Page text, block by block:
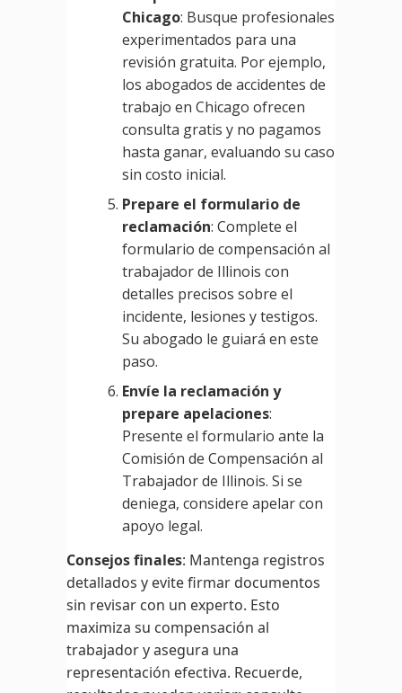
Chicago: Busque profesionales
experimentados para una
revisión gratuita. Por ejemplo,
los abogados de accidentes de
trabajo en Chicago ofrecen
consulta gratis y no pagamos
hasta ganar, evaluando su caso
sin costo inicial.
Prepare el formulario de
reclamación: Complete el
formulario de compensación al
trabajador de Illinois con
detalles precisos sobre el
incidente, lesiones y testigos.
Su abogado le guiará en este
paso.
Envíe la reclamación y
prepare apelaciones:
Presente el formulario ante la
Comisión de Compensación al
Trabajador de Illinois. Si se
deniega, considere apelar con
apoyo legal.
Consejos finales: Mantenga registros
detallados y evite firmar documentos
sin revisar con un experto. Esto
maximiza su compensación al
trabajador y asegura una
representación efectiva. Recuerde,